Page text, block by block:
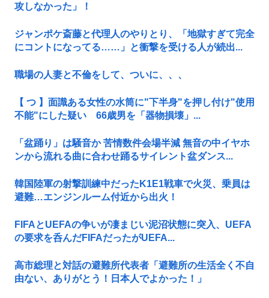
攻しなかった」！
ジャンポケ斎藤と代理人のやりとり、「地獄すぎて完全
にコントになってる……」と衝撃を受ける人が続出...
職場の人妻と不倫をして、ついに、、、
【 つ 】面識ある女性の水筒に"下半身"を押し付け"使用
不能"にした疑い 66歳男を「器物損壊」...
「盆踊り」は騒音か 苦情数件会場半減 無音の中イヤホ
ンから流れる曲に合わせ踊るサイレント盆ダンス...
韓国陸軍の射撃訓練中だったK1E1戦車で火災、乗員は
避難…エンジンルーム付近から出火！
FIFAとUEFAの争いが凄まじい泥沼状態に突入、UEFA
の要求を呑んだFIFAだったがUEFA...
高市総理と対話の避難所代表者「避難所の生活全く不自
由ない、ありがとう！日本人でよかった！」